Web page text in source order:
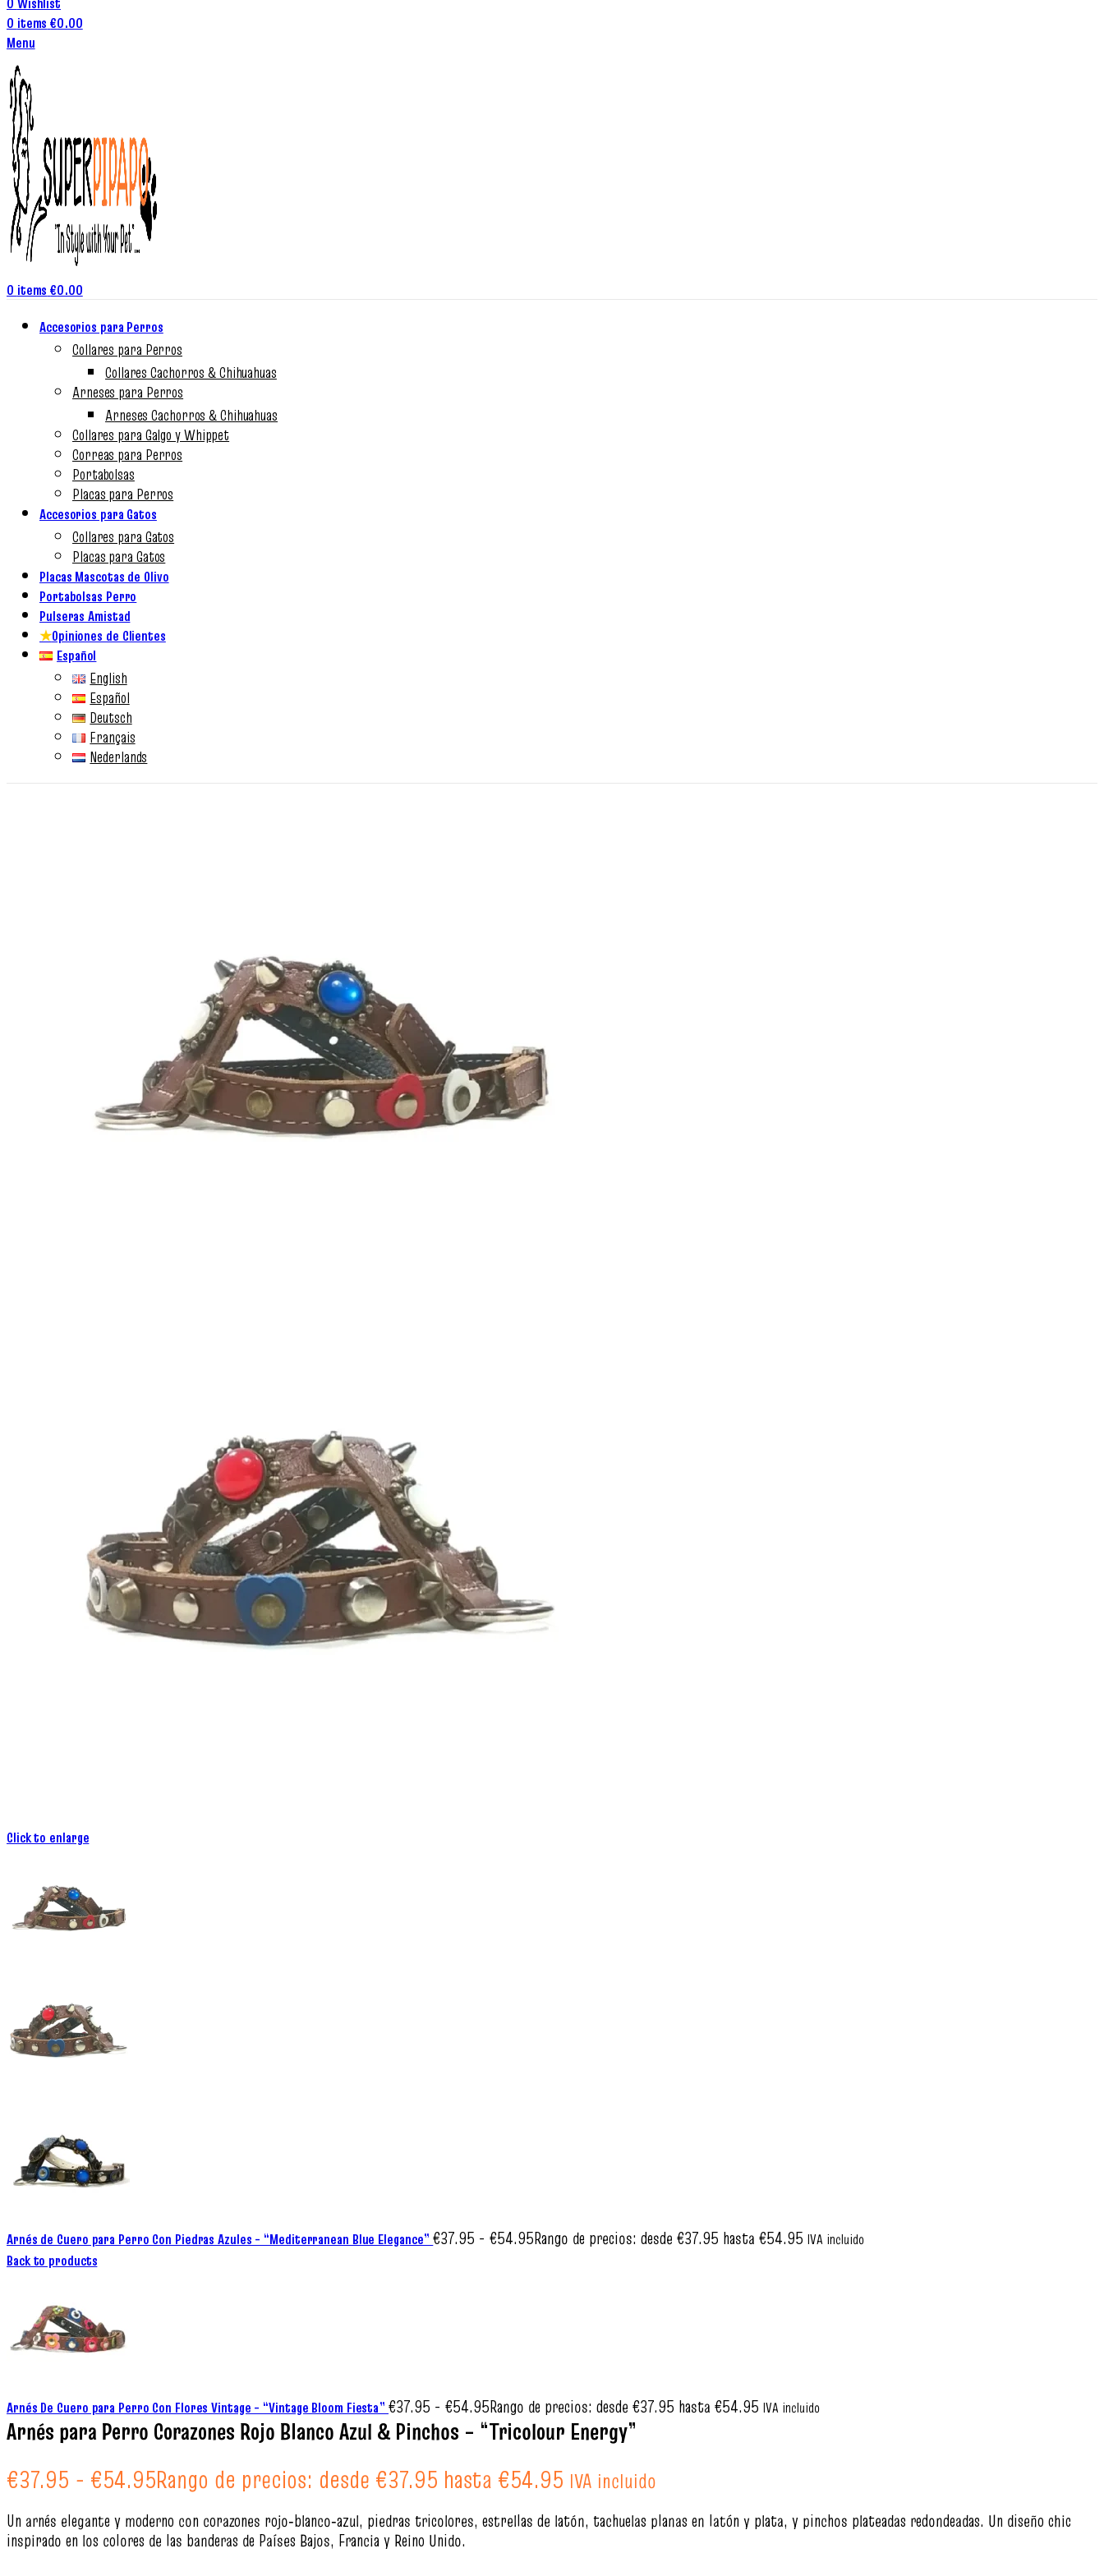
0 items €0.00
Menu
0 items €0.00
Accesorios para Perros
Collares para Perros
Collares Cachorros & Chihuahuas
Arneses para Perros
Arneses Cachorros & Chihuahuas
Collares para Galgo y Whippet
Correas para Perros
Portabolsas
Placas para Perros
Accesorios para Gatos
Collares para Gatos
Placas para Gatos
Placas Mascotas de Olivo
Portabolsas Perro
Pulseras Amistad
★Opiniones de Clientes
Español
English
Español
Deutsch
Français
Nederlands
Click to enlarge
Arnés de Cuero para Perro Con Piedras Azules – “Mediterranean Blue Elegance”€37.95 - €54.95Rango de precios: desde €37.95 hasta €54.95 IVA incluido
Back to products
Arnés De Cuero para Perro Con Flores Vintage – “Vintage Bloom Fiesta” €37.95 - €54.95Rango de precios: desde €37.95 hasta €54.95 IVA incluido
Arnés para Perro Corazones Rojo Blanco Azul & Pinchos – “Tricolour Energy”
€37.95 - €54.95Rango de precios: desde €37.95 hasta €54.95 IVA incluido
Un arnés elegante y moderno con corazones rojo‑blanco‑azul, piedras tricolores, estrellas de latón, tachuelas planas en latón y plata, y pinchos plateadas redondeadas. Un diseño chic
inspirado en los colores de las banderas de Países Bajos, Francia y Reino Unido.